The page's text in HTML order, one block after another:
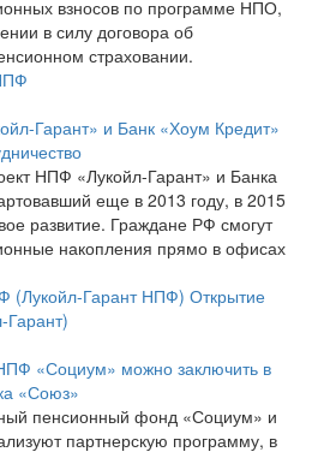
взносов по программе НПО,
в силу договора об
страховании.
Гарант» и Банк «Хоум Кредит»
НПФ «Лукойл-Гарант» и Банка
еще в 2013 году, в 2015
развитие. Граждане РФ смогут
накопления прямо в офисах
(Лукойл-Гарант НПФ) Открытие
«Социум» можно заключить в
«Союз»
пенсионный фонд «Социум» и
партнерскую программу, в